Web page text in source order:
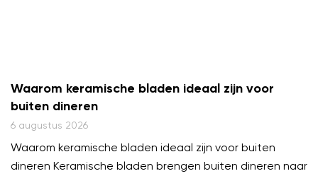
Waarom keramische bladen ideaal zijn voor
buiten dineren
6 augustus 2026
Waarom keramische bladen ideaal zijn voor buiten
dineren Keramische bladen brengen buiten dineren naar